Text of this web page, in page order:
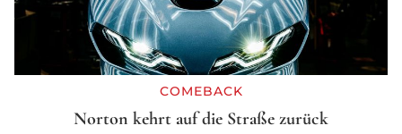
COMEBACK
Norton kehrt auf die Straße zurück